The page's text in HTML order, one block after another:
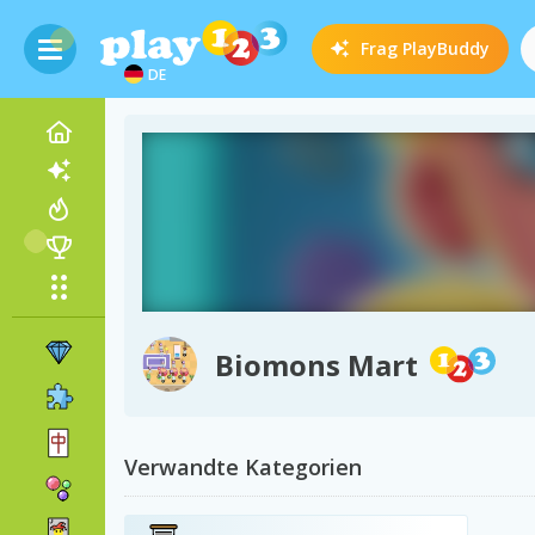
DE
Frag PlayBuddy
Biomons Mart
Verwandte Kategorien